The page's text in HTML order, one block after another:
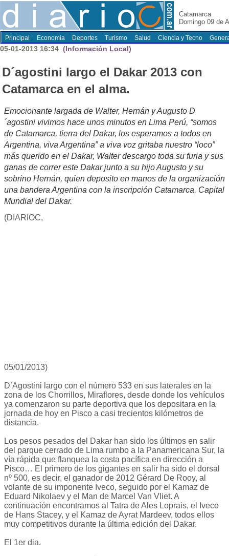
Catamarca
Domingo 09 de
Principal Economia Deportes Turismo Salud Ciencia y Tecno
05-01-2013 16:34 (Información Local)
D´agostini largo el Dakar 2013 con
Catamarca en el alma.
Emocionante largada de Walter, Hernán y Augusto D
´agostini vivimos hace unos minutos en Lima Perú, “somos
de Catamarca, tierra del Dakar, los esperamos a todos en
Argentina, viva Argentina” a viva voz gritaba nuestro “loco”
más querido en el Dakar, Walter descargo toda su furia y sus
ganas de correr este Dakar junto a su hijo Augusto y su
sobrino Hernán, quien deposito en manos de la organización
una bandera Argentina con la inscripción Catamarca, Capital
Mundial del Dakar.
(DIARIOC,
05/01/2013)
D’Agostini largo con el número 533 en sus laterales en la
zona de los Chorrillos, Miraflores, desde donde los vehículos
ya comenzaron su parte deportiva que los depositara en la
jornada de hoy en Pisco a casi trecientos kilómetros de
distancia.
Los pesos pesados del Dakar han sido los últimos en salir
del parque cerrado de Lima rumbo a la Panamericana Sur, la
vía rápida que flanquea la costa pacífica en dirección a
Pisco… El primero de los gigantes en salir ha sido el dorsal
nº 500, es decir, el ganador de 2012 Gérard De Rooy, al
volante de su imponente Iveco, seguido por el Kamaz de
Eduard Nikolaev y el Man de Marcel Van Vliet. A
continuación encontramos al Tatra de Ales Loprais, el Iveco
de Hans Stacey, y el Kamaz de Ayrat Mardeev, todos ellos
muy competitivos durante la última edición del Dakar.
El 1er dia.